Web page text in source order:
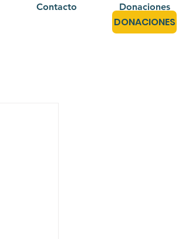
Contacto Donaciones
DONACIONES